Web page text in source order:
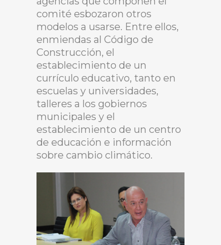
comité esbozaron otros
modelos a usarse. Entre ellos,
enmiendas al Código de
Construcción, el
establecimiento de un
currículo educativo, tanto en
escuelas y universidades,
talleres a los gobiernos
municipales y el
establecimiento de un centro
de educación e información
sobre cambio climático.